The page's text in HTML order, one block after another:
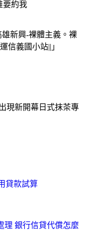
要約我
雄新興-裸體主義。裸
信義國小站||」
現新開幕日式抹茶專
貸款試算
理 銀行信貸代償怎麼